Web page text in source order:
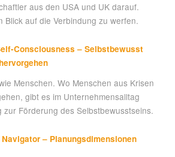
aus den USA und UK darauf.
Blick auf die Verbindung zu werfen.
Consciousness – Selbstbewusst
Menschen. Wo Menschen aus Krisen
gibt es im Unternehmensalltag
Förderung des Selbstbewusstseins.
Navigator – Planungsdimensionen